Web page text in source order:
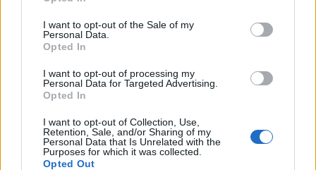
I want to opt-out of the Sale of my
Personal Data.
Opted In
I want to opt-out of processing my
Personal Data for Targeted Advertising.
Opted In
I want to opt-out of Collection, Use,
Retention, Sale, and/or Sharing of my
Personal Data that Is Unrelated with the
Purposes for which it was collected.
Opted Out
In evidenza